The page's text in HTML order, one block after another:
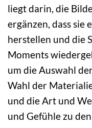
liegt darin, die
ergänzen, dass sie
herstellen und die
Moments
um die Auswahl
Wahl der
und die Art und
und Gefühle zu